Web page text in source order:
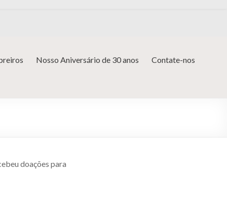
Nosso Aniversário de 30 anos Contate-nos
doações para